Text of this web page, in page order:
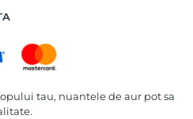
tau, nuantele de aur pot sa